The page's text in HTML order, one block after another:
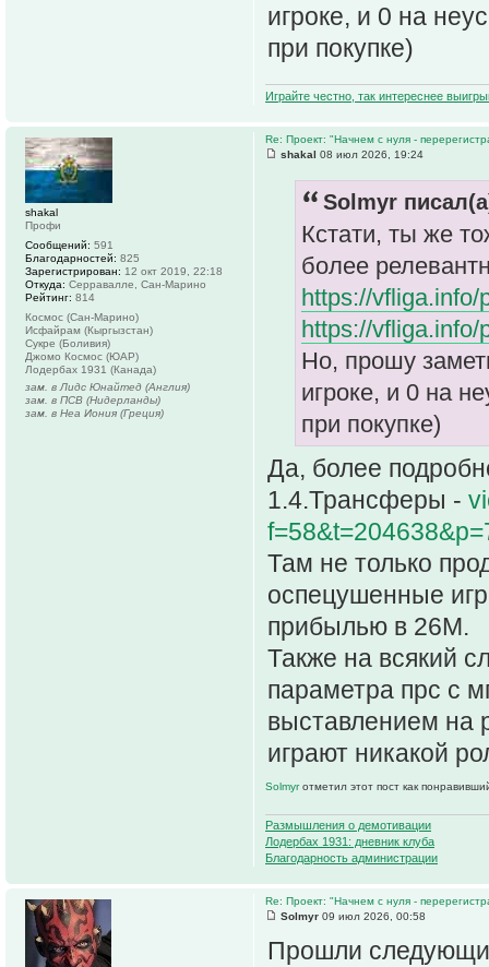
игроке, и 0 на
при покупке)
Играйте честно, так интереснее
Re: Проект: "Начнем с нуля -
shakal 08 июл 2026, 19:24
Solmyr
Кстати, ты же
более
https://vfliga.info/
https://vfliga.info/
Но, прошу
игроке, и 0 на
при покупке)
Да, более
1.4.Трансферы -
Там не только
оспецушенные
прибылью в 26М.
Также на всякий
параметра прс с
выставлением на
играют никакой
Solmyrотметил этот пост как
Размышления о демотивации
Лодербах 1931: дневник клуба
Благодарность администрации
shakal
Профи
Сообщений: 591
Благодарностей: 825
Зарегистрирован: 12 окт 2019, 22:18
Откуда: Серравалле, Сан-Марино
Рейтинг: 814
Космос (Сан-Марино)
Исфайрам (Кыргызстан)
Сукре (Боливия)
Джомо Космос (ЮАР)
Лодербах 1931 (Канада)
зам. в Лидс Юнайтед (Англия)
зам. в ПСВ (Нидерланды)
зам. в Неа Иония (Греция)
Re: Проект: "Начнем с нуля -
Solmyr 09 июл 2026, 00:58
Прошли